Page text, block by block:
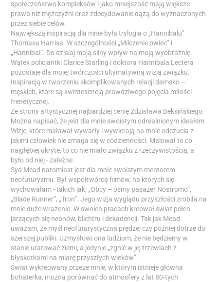
społeczeństwo kompleksów i jako mniejszość mają większe
prawa niż mężczyźni oraz zdecydowanie dążą do wyznaczonych
przez siebie celów.
Największą inspiracją dla mnie była trylogia o „Hannibalu”
Thomasa Harrisa. W szczególności „Milczenie owiec” i
„Hannibal”. Do dzisiaj mają silny wpływ na moją wyobraźnię.
Wątek policjantki Clarice Starling i doktora Hannibala Lectera
pozostaje dla mojej twórczości ultymatywną wizją związku.
Inspiracją w tworzeniu skomplikowanych relacji damsko –
męskich, które są kwintesencją prawdziwego pojęcia miłości
frenetycznej.
Ze strony artystycznej najbardziej cenię Zdzisława Beksińskiego.
Można napisać, że jest dla mnie swoistym odrealnionym ideałem.
Wizje, które malował wywarły i wywierają na mnie odczucia z
jakimi człowiek nie zmaga się w codzienności. Malował to co
najgłębiej ukryte, to co nie miało związku z rzeczywistością, a
było od niej - zależne.
Syd Mead natomiast jest dla mnie swoistym mentorem
neofuturyzmu. Był współtwórcą filmów, na których się
wychowałam - takich jak; „Obcy – ósmy pasażer Nostromo”,
„Blade Runner”, „Tron”. Jego wizja wyglądu przyszłości zrobiła na
mnie duże wrażenie. W swoich pracach kreował świat pełen
jarzących się neonów, blichtru i dekadencji. Tak jak Mead
uważam, że myśl neofuturystyczna prędzej czy później dotrze do
szerszej publiki. Uzmysłowi ona ludziom, że nie będziemy w
stanie uratować ziemi, a jedynie „zgnić w jej trzewiach z
błyskotkami na miarę przyszłych wieków”.
Świat wykreowany przeze mnie, w którym istnieje główna
bohaterka, można porównać do atmosfery z lat 80-tych